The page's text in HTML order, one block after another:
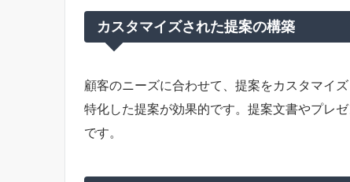
カスタマイズされた提案の構築
顧客のニーズに合わせて、提案をカスタマイ
特化した提案が効果的です。提案文書やプレ
です。